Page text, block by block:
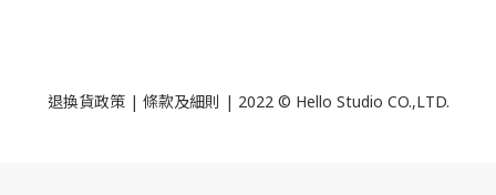
退換貨政策| 條款及細則 | 2022 © Hello Studio CO.,LTD.